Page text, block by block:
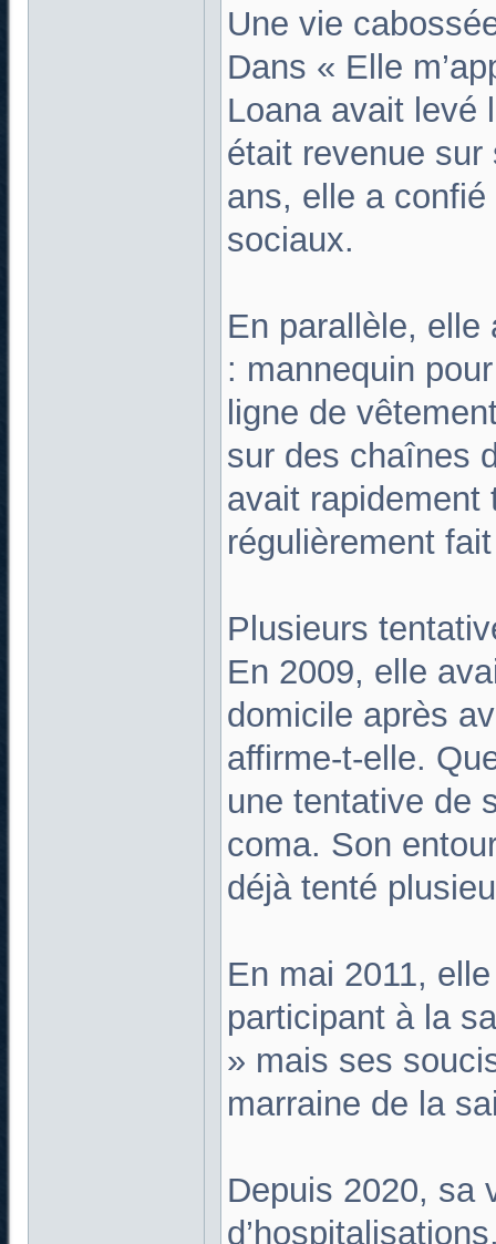
Une vie
Dans « Elle
Loana avait levé
était revenue sur
ans, elle a
sociaux.
En parallèle, elle
: mannequin
ligne de
sur des chaînes
avait rapidement
régulièrement
Plusieurs
En 2009, elle
domicile après
affirme-t-elle.
une tentative de
coma. Son
déjà tenté
En mai 2011,
participant à la
» mais ses
marraine de la
Depuis 2020, sa